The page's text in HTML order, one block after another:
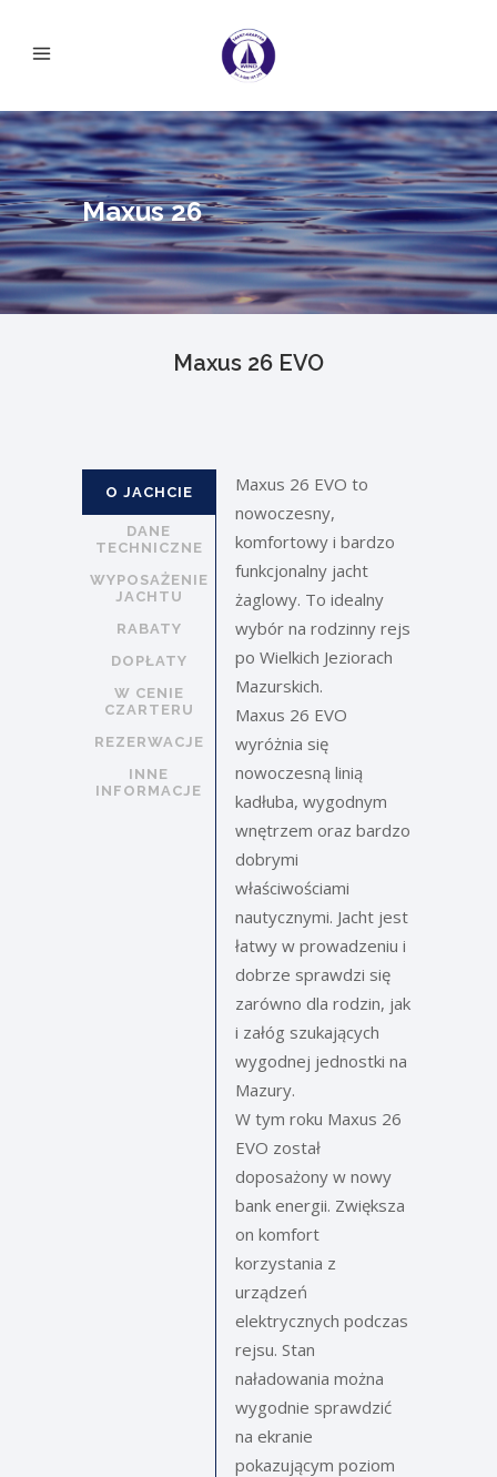
Maxus 26
Maxus 26 EVO
O JACHCIE
DANE
TECHNICZNE
WYPOSAŻENIE
JACHTU
RABATY
DOPŁATY
W CENIE
CZARTERU
REZERWACJE
INNE
INFORMACJE
Maxus 26 EVO to
nowoczesny,
komfortowy i bardzo
funkcjonalny jacht
żaglowy. To idealny
wybór na rodzinny rejs
po Wielkich Jeziorach
Mazurskich.
Maxus 26 EVO
wyróżnia się
nowoczesną linią
kadłuba, wygodnym
wnętrzem oraz bardzo
dobrymi
właściwościami
nautycznymi. Jacht jest
łatwy w prowadzeniu i
dobrze sprawdzi się
zarówno dla rodzin, jak
i załóg szukających
wygodnej jednostki na
Mazury.
W tym roku Maxus 26
EVO został
doposażony w nowy
bank energii. Zwiększa
on komfort
korzystania z
urządzeń
elektrycznych podczas
rejsu. Stan
naładowania można
wygodnie sprawdzić
na ekranie
pokazującym poziom